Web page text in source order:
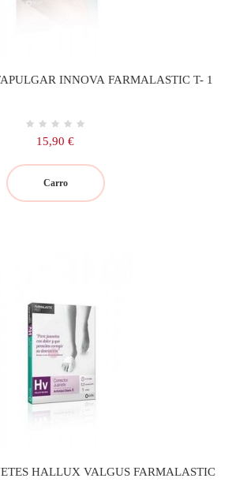
INNOVA FARMALASTIC T- 1
Precio
15,90 €
Carro
HALLUX VALGUS FARMALASTIC